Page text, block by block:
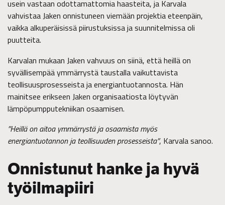
usein vastaan odottamattomia haasteita, ja Karvala
vahvistaa Jaken onnistuneen viemään projektia eteenpäin,
vaikka alkuperäisissä piirustuksissa ja suunnitelmissa oli
puutteita.
Karvalan mukaan Jaken vahvuus on siinä, että heillä on
syvällisempää ymmärrystä taustalla vaikuttavista
teollisuusprosesseista ja energiantuotannosta. Hän
mainitsee erikseen Jaken organisaatiosta löytyvän
lämpöpumpputekniikan osaamisen.
”Heillä on aitoa ymmärrystä ja osaamista myös
energiantuotannon ja teollisuuden prosesseista”, Karvala sanoo.
Onnistunut hanke ja hyvä
työilmapiiri